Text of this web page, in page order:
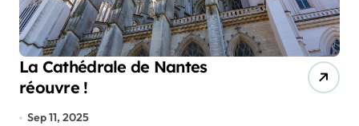
La Cathédrale de Nantes
réouvre !
Sep 11, 2025